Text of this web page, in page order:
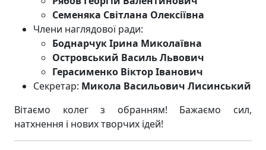
Семеняка Світлана Олексіївна
Члени наглядової ради:
Боднарчук Ірина Миколаївна
Островський Василь Львович
Герасименко Віктор Іванович
Секретар: Микола Васильович Лисинський
Вітаємо колег з обранням! Бажаємо сил,
натхнення і нових творчих ідей!